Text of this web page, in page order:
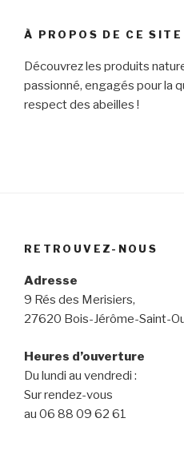
À PROPOS DE CE SITE
Découvrez les produits
passionné, engagés pour la
respect des abeilles !
RETROUVEZ-NOUS
Adresse
9 Rés des Merisiers,
27620 Bois-Jérôme-Saint-
Heures d’ouverture
Du lundi au vendredi :
Sur rendez-vous
au 06 88 09 62 61